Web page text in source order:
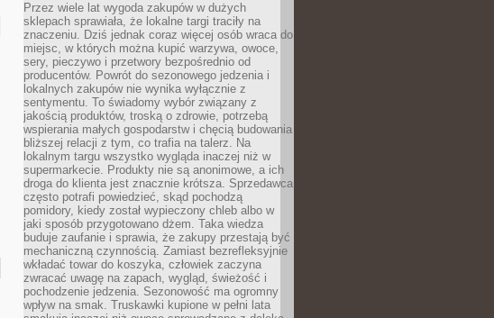
Przez wiele lat wygoda zakupów w dużych
sklepach sprawiała, że lokalne targi traciły na
znaczeniu. Dziś jednak coraz więcej osób wraca do
miejsc, w których można kupić warzywa, owoce,
sery, pieczywo i przetwory bezpośrednio od
producentów. Powrót do sezonowego jedzenia i
lokalnych zakupów nie wynika wyłącznie z
sentymentu. To świadomy wybór związany z
jakością produktów, troską o zdrowie, potrzebą
wspierania małych gospodarstw i chęcią budowania
bliższej relacji z tym, co trafia na talerz. Na
lokalnym targu wszystko wygląda inaczej niż w
supermarkecie. Produkty nie są anonimowe, a ich
droga do klienta jest znacznie krótsza. Sprzedawca
często potrafi powiedzieć, skąd pochodzą
pomidory, kiedy został wypieczony chleb albo w
jaki sposób przygotowano dżem. Taka wiedza
buduje zaufanie i sprawia, że zakupy przestają być
mechaniczną czynnością. Zamiast bezrefleksyjnie
wkładać towar do koszyka, człowiek zaczyna
zwracać uwagę na zapach, wygląd, świeżość i
pochodzenie jedzenia. Sezonowość ma ogromny
wpływ na smak. Truskawki kupione w pełni lata